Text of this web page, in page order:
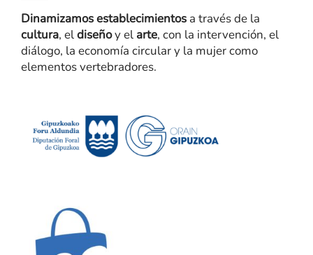
Dinamizamos establecimientos a través de la
cultura, eldiseñoy el arte, con la intervención, el
diálogo, la economía circular y la mujer como
elementos vertebradores.